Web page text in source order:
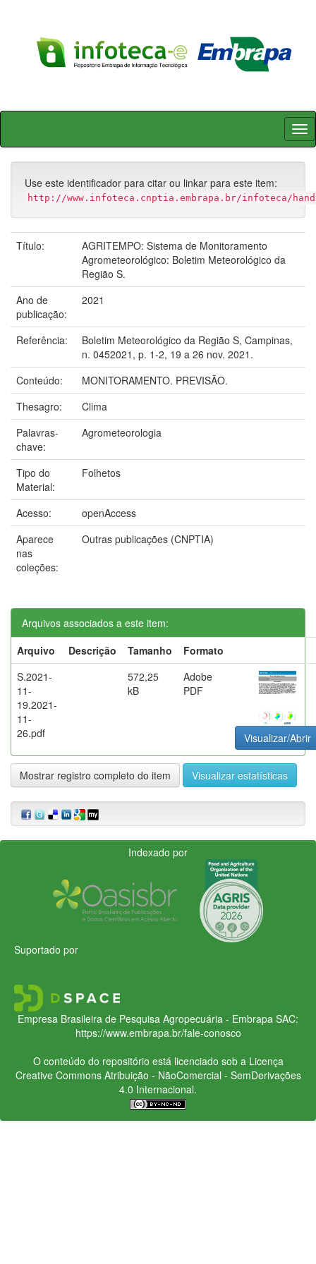
Skip
Use este identificador para citar ou linkar para este item:
http://www.infoteca.cnptia.embrapa.br/infoteca/
Título:
AGRITEMPO: Sistema de Monitoramento
Agrometeorológico: Boletim Meteorológico da
Região S.
Ano de
publicação:
2021
Referência:
Boletim Meteorológico da Região S, Campinas,
n. 0452021, p. 1-2, 19 a 26 nov. 2021.
Conteúdo:
MONITORAMENTO. PREVISÃO.
Thesagro:
Clima
Palavras-
chave:
Agrometeorologia
Tipo do
Material:
Folhetos
Acesso:
openAccess
Aparece
nas
coleções:
Outras publicações (CNPTIA)
Arquivos associados a este item:
Arquivo
Descrição Tamanho
Formato
S.2021-
11-
19.2021-
11-
26.pdf
572,25
kB
Adobe
PDF
Visualizar/Abrir
Mostrar registro completo do item Visualizar estatísticas
Indexado por
Suportado por
Empresa Brasileira de Pesquisa Agropecuária - Embrapa SAC:
https://www.embrapa.br/fale-conosco
O conteúdo do repositório está licenciado sob a Licença
Creative CommonsAtribuição - NãoComercial - SemDerivações
4.0 Internacional.